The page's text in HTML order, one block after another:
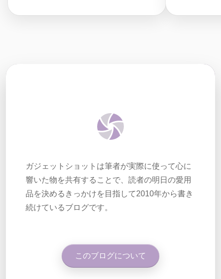
ガジェットショットは筆者が実際に使って心に
響いた物を共有することで、読者の明日の愛用
品を決めるきっかけを目指して2010年から書き
続けているブログです。
このブログについて